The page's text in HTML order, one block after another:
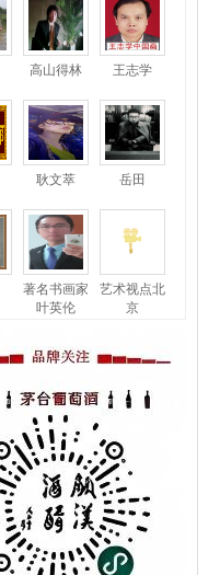
高山得林 王志学
耿文萃 岳田
著名书画家
叶英伦
艺术视点北
京